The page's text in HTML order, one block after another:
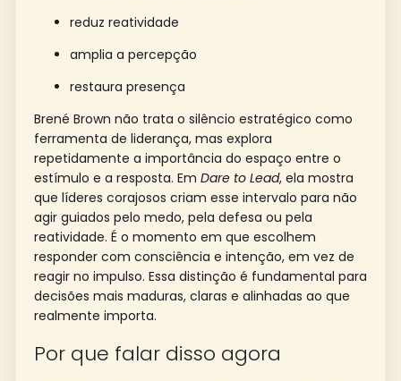
reduz reatividade
amplia a percepção
restaura presença
Brené Brown não trata o silêncio estratégico como
ferramenta de liderança, mas explora
repetidamente a importância do espaço entre o
estímulo e a resposta. Em Dare to Lead, ela mostra
que líderes corajosos criam esse intervalo para não
agir guiados pelo medo, pela defesa ou pela
reatividade. É o momento em que escolhem
responder com consciência e intenção, em vez de
reagir no impulso. Essa distinção é fundamental para
decisões mais maduras, claras e alinhadas ao que
realmente importa.
Por que falar disso agora